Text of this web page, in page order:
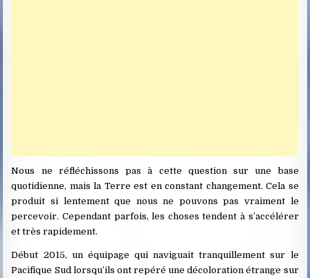
Nous ne réfléchissons pas à cette question sur une base
quotidienne, mais la Terre est en constant changement. Cela se
produit si lentement que nous ne pouvons pas vraiment le
percevoir. Cependant parfois, les choses tendent à s’accélérer
et très rapidement.
Début 2015, un équipage qui naviguait tranquillement sur le
Pacifique Sud lorsqu’ils ont repéré une décoloration étrange sur